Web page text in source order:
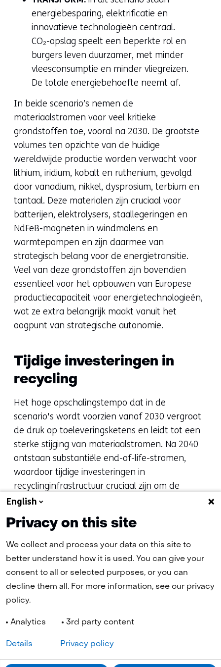
energiebesparing, elektrificatie en
innovatieve technologieën centraal.
CO₂-opslag speelt een beperkte rol en
burgers leven duurzamer, met minder
vleesconsumptie en minder vliegreizen.
De totale energiebehoefte neemt af.
In beide scenario’s nemen de
materiaalstromen voor veel kritieke
grondstoffen toe, vooral na 2030. De grootste
volumes ten opzichte van de huidige
wereldwijde productie worden verwacht voor
lithium, iridium, kobalt en ruthenium, gevolgd
door vanadium, nikkel, dysprosium, terbium en
tantaal. Deze materialen zijn cruciaal voor
batterijen, elektrolysers, staallegeringen en
NdFeB-magneten in windmolens en
warmtepompen en zijn daarmee van
strategisch belang voor de energietransitie.
Veel van deze grondstoffen zijn bovendien
essentieel voor het opbouwen van Europese
productiecapaciteit voor energietechnologieën,
wat ze extra belangrijk maakt vanuit het
oogpunt van strategische autonomie.
Tijdige investeringen in
recycling
Het hoge opschalingstempo dat in de
scenario's wordt voorzien vanaf 2030 vergroot
de druk op toeleveringsketens en leidt tot een
sterke stijging van materiaalstromen. Na 2040
ontstaan substantiële end-of-life-stromen,
waardoor tijdige investeringen in
recyclinginfrastructuur cruciaal zijn om de
circulaire economie te ondersteunen en de
verminderen.
Bekijk de volledige resultaten in het rapport:
‘Analyse van kritieke materialen-gerelateerde
risico’s van een klimaatneutraal Nederlands
energiesysteem’
Navigatie
English
Privacy on this site
We collect and process your data on this site to
better understand how it is used. You can give your
consent to all or selected purposes, or you can
decline them all. For more information, see our privacy
policy.
Analytics 3rd party content
Details Privacy policy